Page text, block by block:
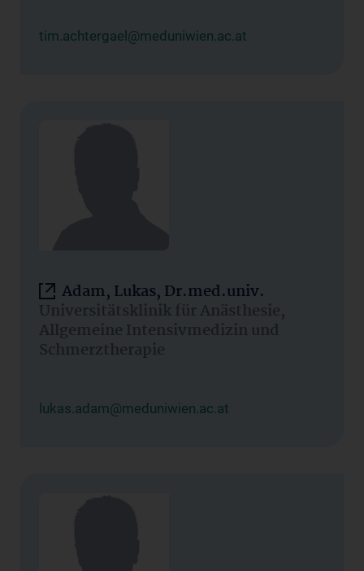
tim.achtergael@meduniwien.ac.at
Adam, Lukas, Dr.med.univ.
Universitätsklinik für Anästhesie,
Allgemeine Intensivmedizin und
Schmerztherapie
lukas.adam@meduniwien.ac.at